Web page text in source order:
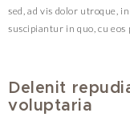
sed, ad vis dolor utroque,
suscipiantur in quo, cu eos
Delenit
voluptaria